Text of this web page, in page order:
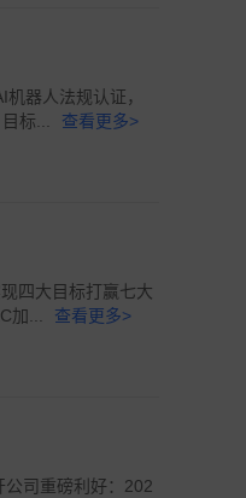
器人法规认证，
标...
查看更多>
四大目标打赢七大
加...
查看更多>
司重磅利好：202